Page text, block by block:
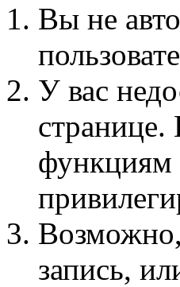
Вы не
У вас
странице.
функциям
запись,